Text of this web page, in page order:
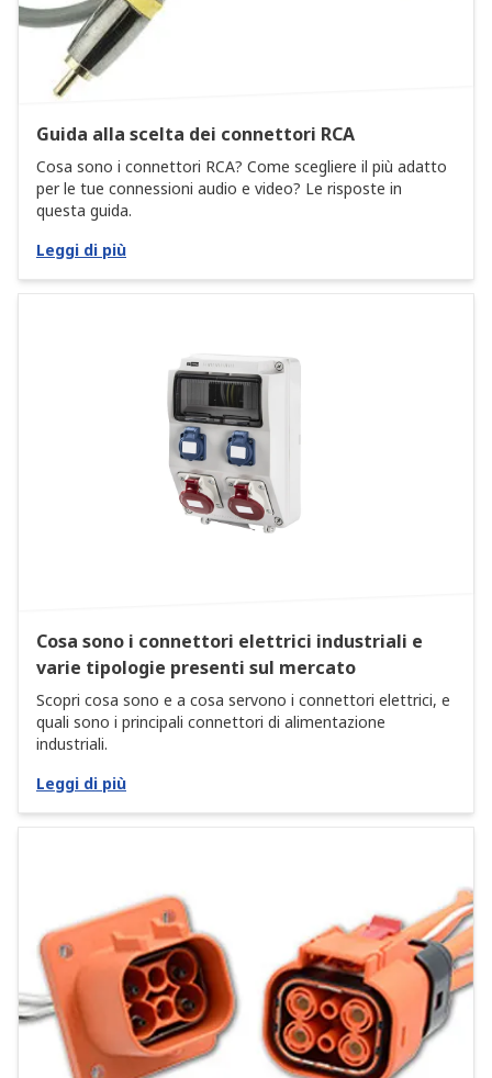
Guida alla scelta dei connettori RCA
Cosa sono i connettori RCA? Come scegliere il più adatto
per le tue connessioni audio e video? Le risposte in
questa guida.
Leggi di più
Cosa sono i connettori elettrici industriali e
varie tipologie presenti sul mercato
Scopri cosa sono e a cosa servono i connettori elettrici, e
quali sono i principali connettori di alimentazione
industriali.
Leggi di più